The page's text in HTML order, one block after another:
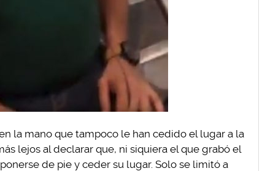
la mano que tampoco le han cedido el lugar a la
lejos al declarar que, ni siquiera el que grabó el
de pie y ceder su lugar. Solo se limitó a